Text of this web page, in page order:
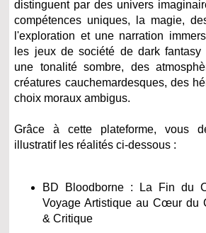
distinguent par des univers
compétences uniques, la magie,
l'exploration et une narration
les jeux de société de dark
une tonalité sombre, des
créatures cauchemardesques, des
choix moraux ambigus.
Grâce à cette plateforme, vous
illustratif les réalités ci-dessous :
BD Bloodborne : La Fin du
Voyage Artistique au Cœur du
& Critique